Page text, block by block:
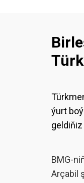
ýurt
geldiňiz
BMG-
Arçabil